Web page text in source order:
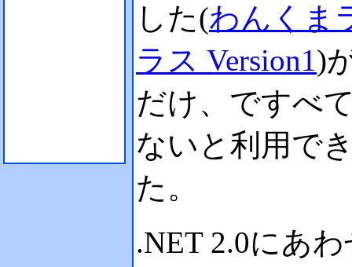
した(わんくま
ラス Version1)
だけ、ですべ
ないと利用で
た。
.NET 2.0にあ